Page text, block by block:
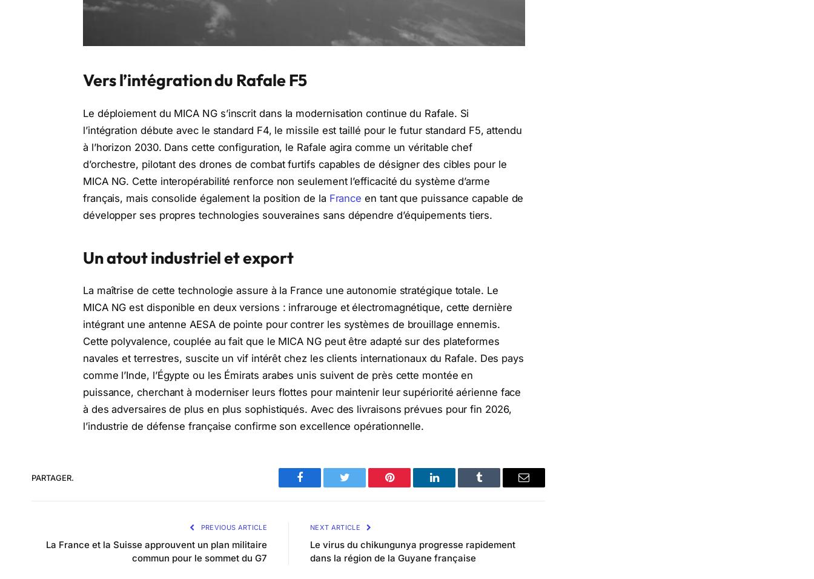
Vers l’intégration du Rafale F5
Le déploiement du MICA NG s’inscrit dans la modernisation continue du Rafale. Si
l’intégration débute avec le standard F4, le missile est taillé pour le futur standard F5, attendu
à l’horizon 2030. Dans cette configuration, le Rafale agira comme un véritable chef
d’orchestre, pilotant des drones de combat furtifs capables de désigner des cibles pour le
MICA NG. Cette interopérabilité renforce non seulement l’efficacité du système d’arme
français, mais consolide également la position de la France en tant que puissance capable de
développer ses propres technologies souveraines sans dépendre d’équipements tiers.
Un atout industriel et export
La maîtrise de cette technologie assure à la France une autonomie stratégique totale. Le
MICA NG est disponible en deux versions : infrarouge et électromagnétique, cette dernière
intégrant une antenne AESA de pointe pour contrer les systèmes de brouillage ennemis.
Cette polyvalence, couplée au fait que le MICA NG peut être adapté sur des plateformes
navales et terrestres, suscite un vif intérêt chez les clients internationaux du Rafale. Des pays
comme l’Inde, l’Égypte ou les Émirats arabes unis suivent de près cette montée en
puissance, cherchant à moderniser leurs flottes pour maintenir leur supériorité aérienne face
à des adversaires de plus en plus sophistiqués. Avec des livraisons prévues pour fin 2026,
l’industrie de défense française confirme son excellence opérationnelle.
PARTAGER.
Facebook Twitter Pinterest LinkedIn Tumblr Email
PREVIOUS ARTICLE
La France et la Suisse approuvent un plan militaire
commun pour le sommet du G7
NEXT ARTICLE
Le virus du chikungunya progresse rapidement
dans la région de la Guyane française